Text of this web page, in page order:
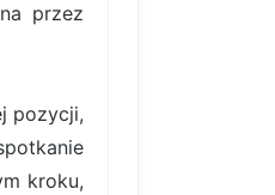
przez
pozycji,
kroku,